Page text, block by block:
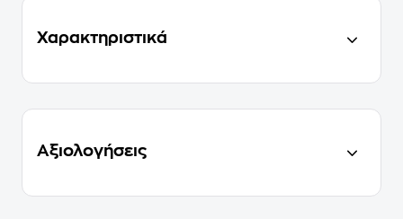
Χαρακτηριστικά
Αξιολογήσεις